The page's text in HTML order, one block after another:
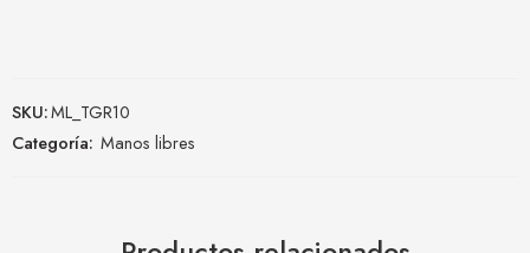
SKU:ML_TGR10
Categoría: Manos libres